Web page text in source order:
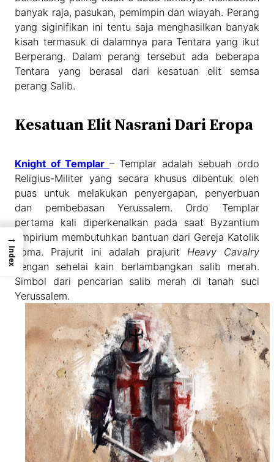
banyak raja, pasukan, pemimpin dan wiayah. Perang
yang siginifikan ini tentu saja menghasilkan banyak
kisah termasuk di dalamnya para Tentara yang ikut
Berperang. Dalam perang tersebut ada beberapa
Tentara yang berasal dari kesatuan elit semsa
perang Salib.
Kesatuan Elit Nasrani Dari Eropa
Knight of Templar – Templar adalah sebuah ordo
Religius-Militer yang secara khusus dibentuk oleh
puas untuk melakukan penyergapan, penyerbuan
dan pembebasan Yerussalem. Ordo Templar
pertama kali diperkenalkan pada saat Byzantium
Empirium membutuhkan bantuan dari Gereja Katolik
Roma. Prajurit ini adalah prajurit Heavy Cavalry
dengan sehelai kain berlambangkan salib merah.
Simbol dari pencarian salib merah di tanah suci
Yerussalem.
→
Index